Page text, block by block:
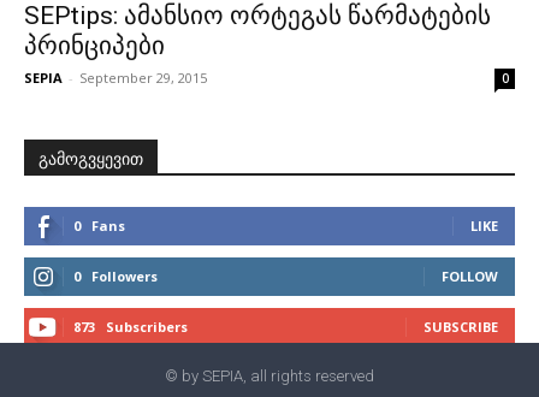
SEPtips: ამანსიო ორტეგას წარმატების
პრინციპები
SEPIA - September 29, 2015 0
გამოგვყევით
0 Fans LIKE
0 Followers FOLLOW
873 Subscribers SUBSCRIBE
© by SEPIA, all rights reserved